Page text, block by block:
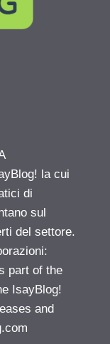
la cui
di
sul
del settore.
part of the
IsayBlog!
and